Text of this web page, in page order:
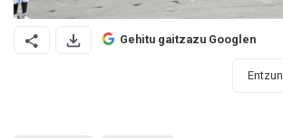
Gehitu gaitzazu Googlen
Entzun